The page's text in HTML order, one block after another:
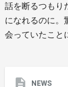
話を断るつもり
になれるのに。
会っていたこと
NEWS